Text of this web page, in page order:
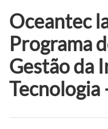
Oceantec
Programa
Gestão da
Tecnologia